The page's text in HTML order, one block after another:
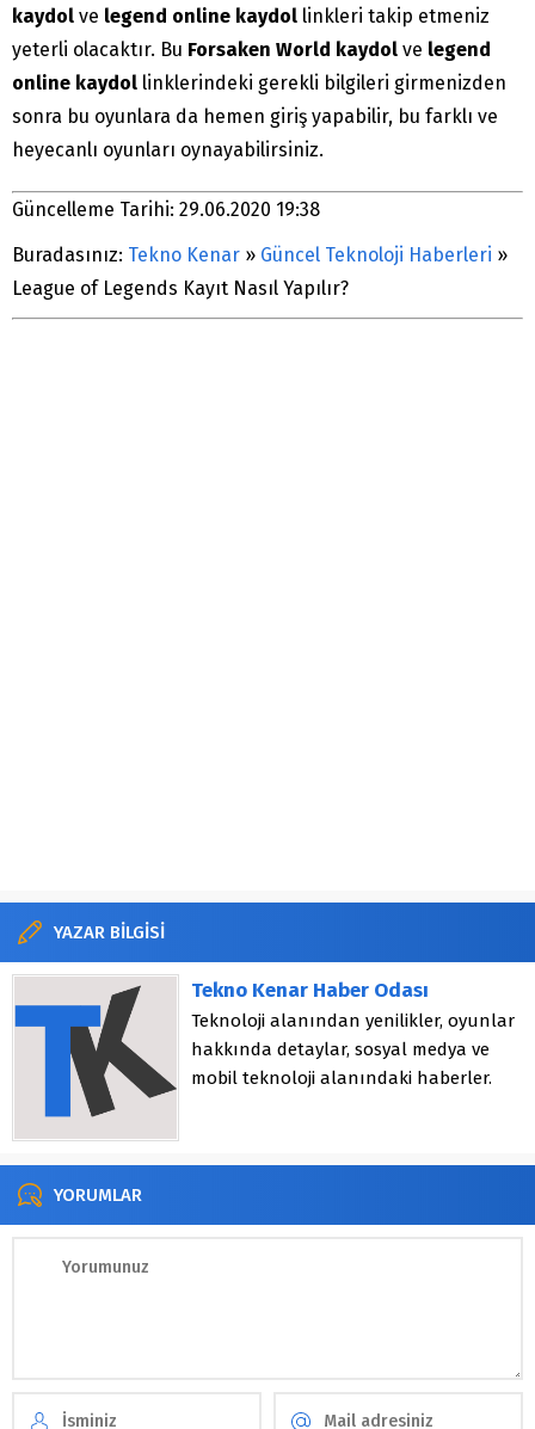
kaydol ve legend online kaydol linkleri takip etmeniz
yeterli olacaktır. Bu Forsaken World kaydol ve legend
online kaydol linklerindeki gerekli bilgileri girmenizden
sonra bu oyunlara da hemen giriş yapabilir, bu farklı ve
heyecanlı oyunları oynayabilirsiniz.
Güncelleme Tarihi: 29.06.2020 19:38
Buradasınız: Tekno Kenar » Güncel Teknoloji Haberleri »
League of Legends Kayıt Nasıl Yapılır?
YAZAR BİLGİSİ
Tekno Kenar Haber Odası
Teknoloji alanından yenilikler, oyunlar
hakkında detaylar, sosyal medya ve
mobil teknoloji alanındaki haberler.
YORUMLAR